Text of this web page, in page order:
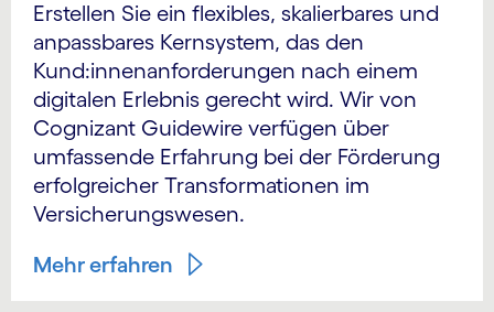
Erstellen Sie ein flexibles, skalierbares und
anpassbares Kernsystem, das den
Kund:innen­anforderungen nach einem
digitalen Erlebnis gerecht wird. Wir von
Cognizant Guidewire verfügen über
umfassende Erfahrung bei der Förderung
erfolgreicher Trans­formationen im
Versicherungs­wesen.
Mehr erfahren